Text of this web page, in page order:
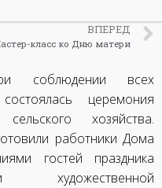
ВПЕРЕД
класс ко Дню матери
соблюдении всех
церемония
хозяйства.
работники Дома
гостей праздника
художественной